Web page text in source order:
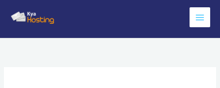
para